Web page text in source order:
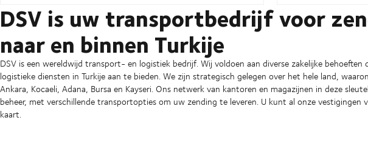
DSV is uw transportbedrijf voor
naar en binnen Turkije
DSV is een wereldwijd transport- en logistiek bedrijf. Wij voldoen aan diverse zakelijke
logistieke diensten in Turkije aan te bieden. We zijn strategisch gelegen over het hele land,
Ankara, Kocaeli, Adana, Bursa en Kayseri. Ons netwerk van kantoren en magazijnen in deze
beheer, met verschillende transportopties om uw zending te leveren. U kunt al onze vestigingen
kaart.